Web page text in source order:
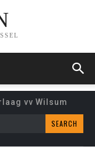
vv Wilsum
SEARCH